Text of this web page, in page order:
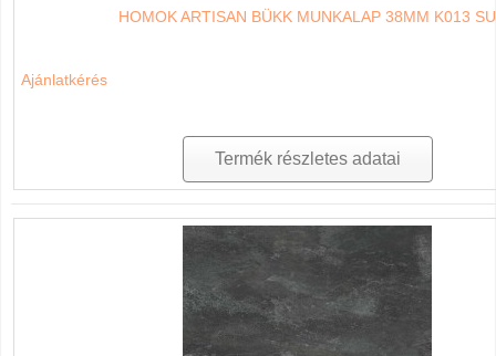
HOMOK ARTISAN BÜKK MUNKALAP 38MM K013 SU
Ajánlatkérés
Termék részletes adatai